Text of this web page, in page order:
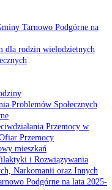
Tarnowo Podgórne na
dla rodzin wielodzietnych
Problemów Społecznych
Przemocy w
Przemocy
mieszkań
i Rozwiązywania
Narkomanii oraz Innych
Podgórne na lata 2025-